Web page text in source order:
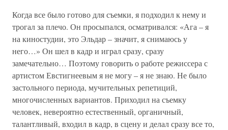
Когда все было готово для съемки, я подходил к нему и
трогал за плечо. Он просыпался, осматривался: «Ага – я
на киностудии, это Эльдар – значит, я снимаюсь у
него…» Он шел в кадр и играл сразу, сразу
замечательно… Поэтому говорить о работе режиссера с
артистом Евстигнеевым я не могу – я не знаю. Не было
застольного периода, мучительных репетиций,
многочисленных вариантов. Приходил на съемку
человек, невероятно естественный, органичный,
талантливый, входил в кадр, в сцену и делал сразу все то,